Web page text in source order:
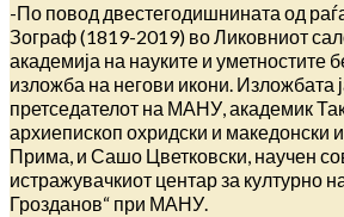
-По повод двестегодишнината од
Зограф (1819-2019) во Ликовниот
академија на науките и уметностите
изложба на негови икони. Изложбата
претседателот на МАНУ, академик
архиепископ охридски и македонски
Прима, и Сашо Цветковски, научен
истражувачкиот центар за културно
Грозданов“ при МАНУ.